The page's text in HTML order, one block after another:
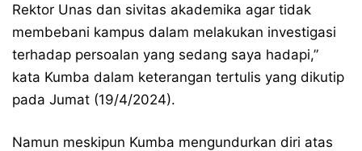
Rektor Unas dan sivitas akademika agar tidak
membebani kampus dalam melakukan investigasi
terhadap persoalan yang sedang saya hadapi,”
kata Kumba dalam keterangan tertulis yang dikutip
pada Jumat (19/4/2024).
Namun meskipun Kumba mengundurkan diri atas